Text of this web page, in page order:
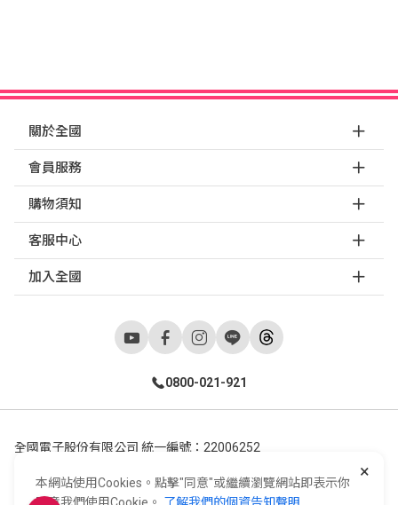
關於全國
會員服務
購物須知
客服中心
加入全國
0800-021-921
全國電子股份有限公司 統一編號：22006252
Copyright ©2026© E-Life Co., Ltd. All Rights Reserved.
×
本網站使用Cookies。點擊"同意"或繼續瀏覽網站即表示你